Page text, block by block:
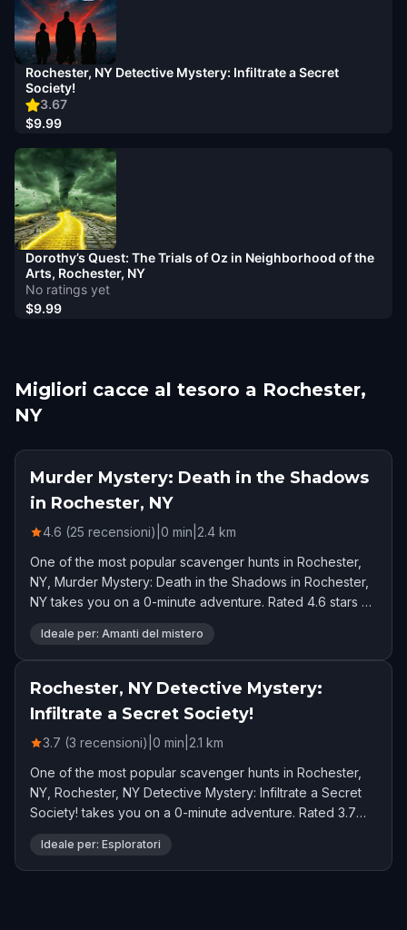
3.67
Rochester, NY Detective Mystery: Infiltrate a Secret
Society!
$9.99
No ratings yet
Dorothy’s Quest: The Trials of Oz in Neighborhood of the
Arts, Rochester, NY
$9.99
Migliori cacce al tesoro a Rochester,
NY
Murder Mystery: Death in the Shadows
in Rochester, NY
4.6 (25 recensioni) 0 min 2.4 km
One of the most popular scavenger hunts in Rochester,
NY, Murder Mystery: Death in the Shadows in Rochester,
NY takes you on a 0-minute adventure. Rated 4.6 stars by
25 players.
Ideale per: Amanti del mistero
Rochester, NY Detective Mystery:
Infiltrate a Secret Society!
3.7 (3 recensioni) 0 min 2.1 km
One of the most popular scavenger hunts in Rochester,
NY, Rochester, NY Detective Mystery: Infiltrate a Secret
Society! takes you on a 0-minute adventure. Rated 3.7
stars by 3 players.
Ideale per: Esploratori